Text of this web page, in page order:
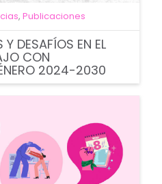
, Publicaciones
DESAFÍOS EN EL
CON
2024-2030